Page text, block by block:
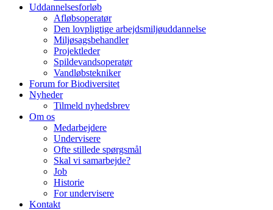
Uddannelsesforløb
Afløbsoperatør
Den lovpligtige arbejdsmiljøuddannelse
Miljøsagsbehandler
Projektleder
Spilde­vands­operatør
Vandløbstekniker
Forum for Biodiversitet
Nyheder
Tilmeld nyhedsbrev
Om os
Medarbejdere
Undervisere
Ofte stillede spørgsmål
Skal vi samarbejde?
Job
Historie
For undervisere
Kontakt